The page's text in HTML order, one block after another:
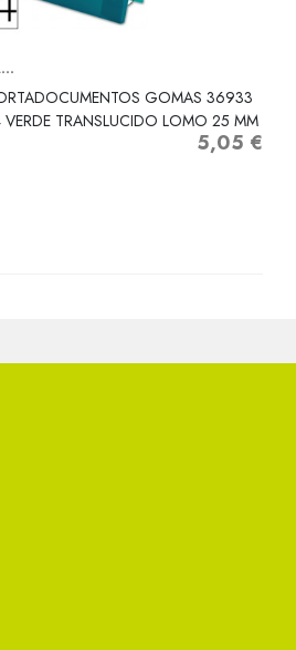
GOMAS 36933
TRANSLUCIDO LOMO 25 MM
Precio
5,05 €